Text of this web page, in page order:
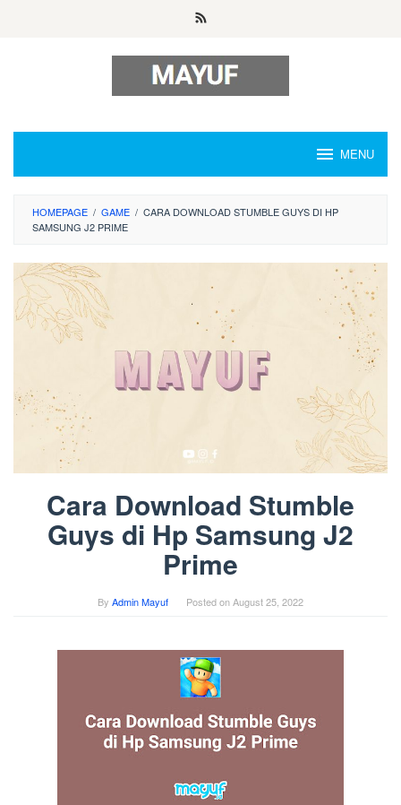
MENU
HOMEPAGE / GAME / CARA DOWNLOAD STUMBLE GUYS DI HP
SAMSUNG J2 PRIME
Cara Download Stumble
Guys di Hp Samsung J2
Prime
By Admin Mayuf Posted onAugust 25, 2022